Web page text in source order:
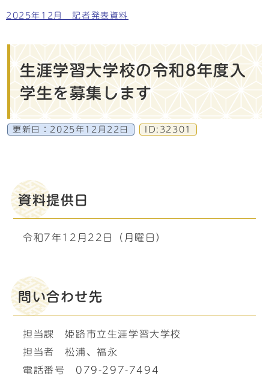
2025年12月 記者発表資料
生涯学習大学校の令和8年度入
学生を募集します
更新日： 2025年12月22日 ID:32301
資料提供日
令和7年12月22日（月曜日）
問い合わせ先
担当課 姫路市立生涯学習大学校
担当者 松浦、福永
電話番号 079-297-7494